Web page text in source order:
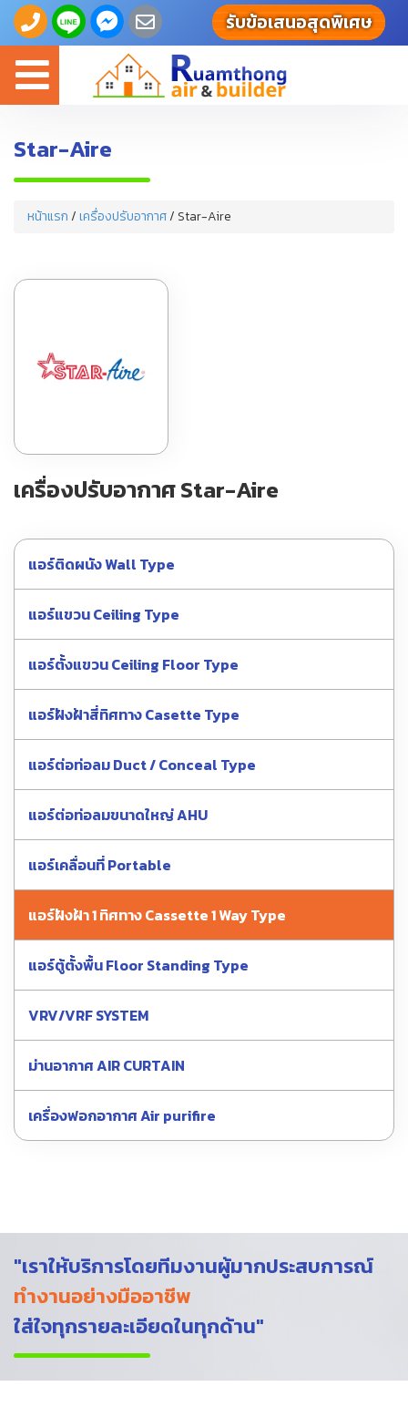
รับข้อเสนอสุดพิเศษ
Toggle
navigation
Star-Aire
หน้าแรก/เครื่องปรับอากาศ/ Star-Aire
เครื่องปรับอากาศ Star-Aire
แอร์ติดผนัง Wall Type
แอร์แขวน Ceiling Type
แอร์ตั้งแขวน Ceiling Floor Type
แอร์ฝังฝ้าสี่ทิศทาง Casette Type
แอร์ต่อท่อลม Duct / Conceal Type
แอร์ต่อท่อลมขนาดใหญ่ AHU
แอร์เคลื่อนที่ Portable
แอร์ฝังฝ้า 1 ทิศทาง Cassette 1 Way Type
แอร์ตู้ตั้งพื้น Floor Standing Type
VRV/VRF SYSTEM
ม่านอากาศ AIR CURTAIN
เครื่องฟอกอากาศ Air purifire
"เราให้บริการโดยทีมงานผู้มากประสบการณ์
ทำงานอย่างมืออาชีพ
ใส่ใจทุกรายละเอียดในทุกด้าน"